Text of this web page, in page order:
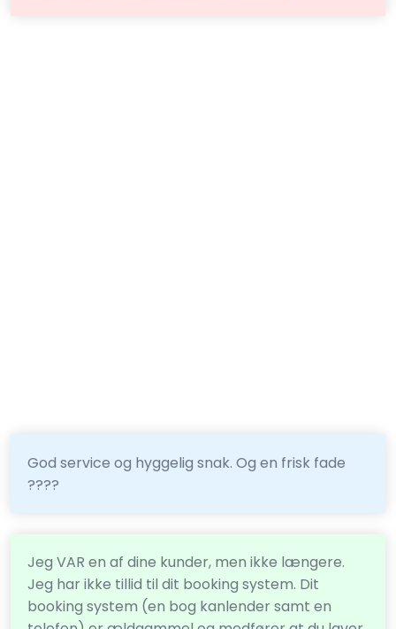
God service og hyggelig snak. Og en frisk fade
????
Jeg VAR en af dine kunder, men ikke længere.
Jeg har ikke tillid til dit booking system. Dit
booking system (en bog kanlender samt en